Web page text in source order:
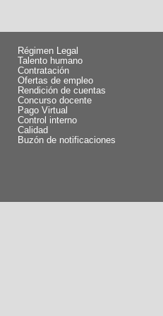
Régimen Legal
Talento humano
Contratación
Ofertas de empleo
Rendición de cuentas
Concurso docente
Pago Virtual
Control interno
Calidad
Buzón de notificaciones